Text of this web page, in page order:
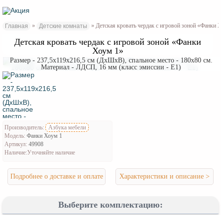
Главная » Детские комнаты » Детская кровать чердак с игровой зоной «Фанки
Детская кровать чердак с игровой зоной «Фанки
Хоум 1»
Размер - 237,5х119х216,5 см (ДxШxВ), спальное место - 180x80 см.
Материал - ЛДСП, 16 мм (класс эмиссии - Е1)
Производитель:
Азбука мебели
Модель: Фанки Хоум 1
Артикул: 49908
Наличие:Уточняйте наличие
Подробнее о доставке и оплате Характеристики и описание >
Выберите комплектацию: